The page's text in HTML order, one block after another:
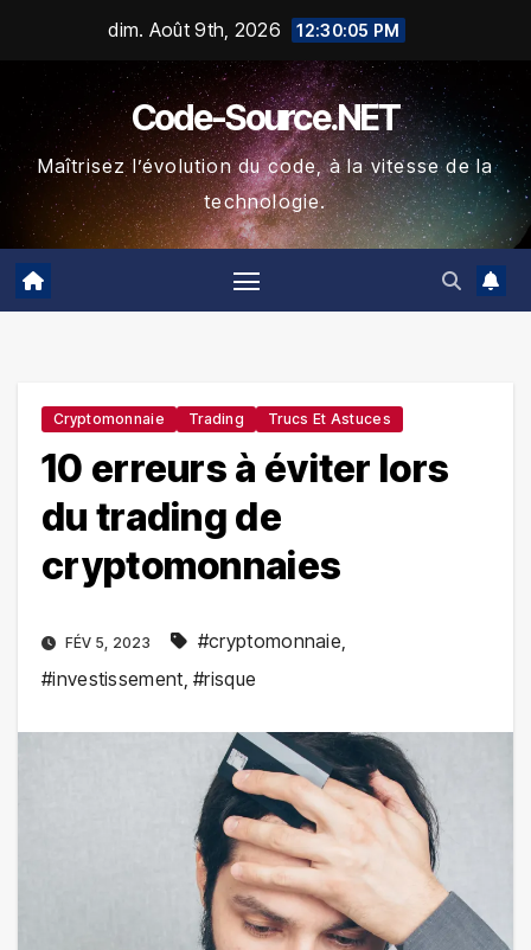
dim. Août 9th, 2026 12:30:06 PM
Code-Source.NET
Maîtrisez l’évolution du code, à la vitesse de la
technologie.
Cryptomonnaie Trading Trucs Et Astuces
10 erreurs à éviter lors
du trading de
cryptomonnaies
FÉV 5, 2023 #cryptomonnaie,
#investissement,#risque